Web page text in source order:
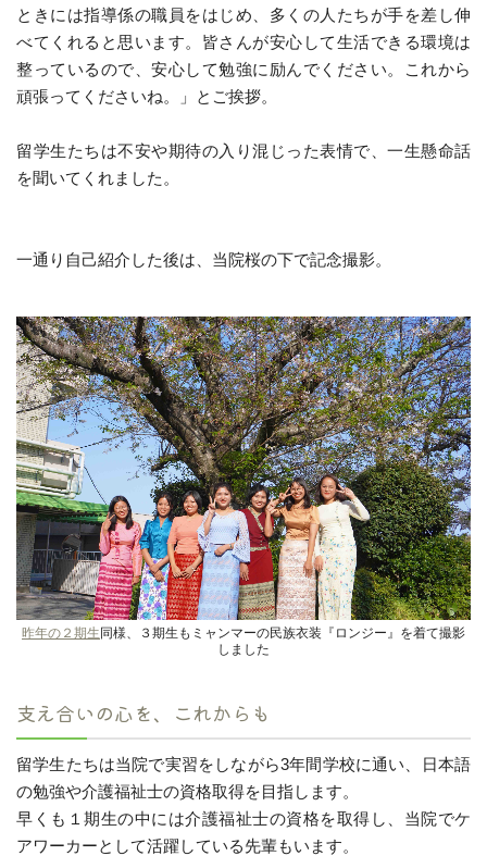
ときには指導係の職員をはじめ、多くの人たちが手を差し伸
べてくれると思います。皆さんが安心して生活できる環境は
整っているので、安心して勉強に励んでください。これから
頑張ってくださいね。」とご挨拶。
留学生たちは不安や期待の入り混じった表情で、一生懸命話
を聞いてくれました。
一通り自己紹介した後は、当院桜の下で記念撮影。
昨年の２期生同様、３期生もミャンマーの民族衣装『ロンジー』を着て撮影
しました
支え合いの心を、これからも
留学生たちは当院で実習をしながら3年間学校に通い、日本語
の勉強や介護福祉士の資格取得を目指します。
早くも１期生の中には介護福祉士の資格を取得し、当院でケ
アワーカーとして活躍している先輩もいます。